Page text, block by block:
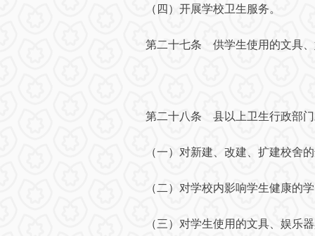
（四）开展学校卫生服务。
第二十七条 供学生使用的文具、
第二十八条 县以上卫生行政部门
（一）对新建、改建、扩建校舍的
（二）对学校内影响学生健康的学
（三）对学生使用的文具、娱乐器